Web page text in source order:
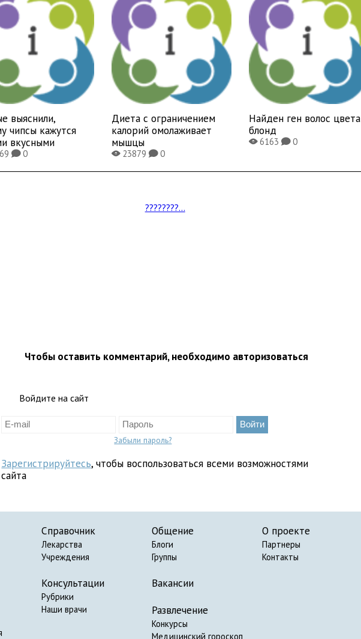
выяснили,
чипсы кажутся
вкусными
K0
Диета с ограничением
калорий омолаживает
мышцы
X23879K0
Найден ген волос цвета
блонд
X6163K0
????????...
Чтобы оставить комментарий, необходимо авторизоваться
Войдите на сайт
Забыли пароль?
Зарегистрируйтесь, чтобы воспользоваться всеми возможностями
сайта
Справочник
Лекарства
Учреждения
Консультации
Рубрики
Наши врачи
Общение
Блоги
Группы
Вакансии
Развлечение
Конкурсы
Медицинский гороскоп
О проекте
Партнеры
Контакты